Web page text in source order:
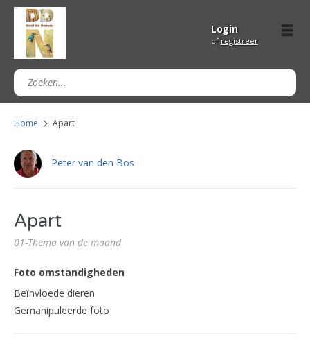
Login
of registreer
Home Apart
Peter van den Bos
Apart
01-Thema van de maand
Foto omstandigheden
Beïnvloede dieren
Gemanipuleerde foto